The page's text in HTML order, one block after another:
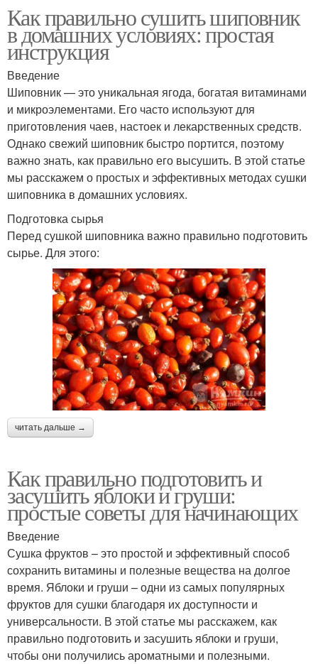
Как правильно сушить шиповник
в домашних условиях: простая
инструкция
Введение
Шиповник — это уникальная ягода, богатая витаминами
и микроэлементами. Его часто используют для
приготовления чаев, настоек и лекарственных средств.
Однако свежий шиповник быстро портится, поэтому
важно знать, как правильно его высушить. В этой статье
мы расскажем о простых и эффективных методах сушки
шиповника в домашних условиях.
Подготовка сырья
Перед сушкой шиповника важно правильно подготовить
сырье. Для этого:
читать дальше →
Как правильно подготовить и
засушить яблоки и груши:
простые советы для начинающих
Введение
Сушка фруктов – это простой и эффективный способ
сохранить витамины и полезные вещества на долгое
время. Яблоки и груши – одни из самых популярных
фруктов для сушки благодаря их доступности и
универсальности. В этой статье мы расскажем, как
правильно подготовить и засушить яблоки и груши,
чтобы они получились ароматными и полезными.